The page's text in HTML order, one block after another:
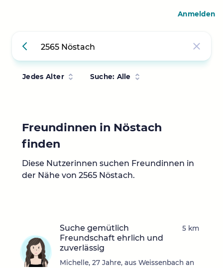
Jedes Alter Suche: Alle
Freundinnen in Nöstach
finden
Diese Nutzerinnen suchen Freundinnen in
der Nähe von 2565 Nöstach.
Suche gemütlich
Freundschaft ehrlich und
zuverlässig
Michelle, 27 Jahre, aus Weissenbach an
5 km
Anmelden